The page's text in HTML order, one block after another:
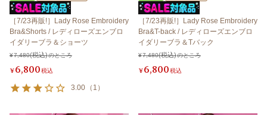
［7/23再販!］Lady Rose Embroidery
Bra&Shorts / レディローズエンブロ
イダリーブラ＆ショーツ
¥7,480 のところ
¥6,800税込
3.00 （ 1 ）
［7/23再販!］Lady Rose Embroidery
Bra&T-back / レディローズエンブロ
イダリーブラ＆Tバック
¥7,480 のところ
¥6,800税込